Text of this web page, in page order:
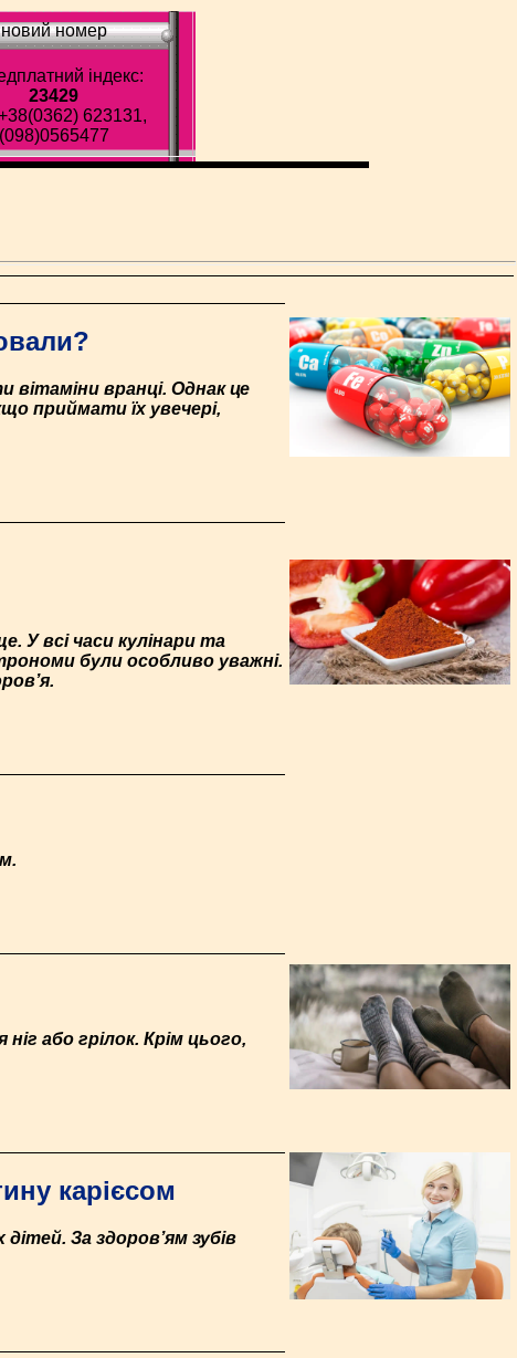
новий номер
індекс:
23429
623131,
(098)0565477
вітаміни вранці. Однак це
приймати їх увечері,
У всі часи кулінари та
були особливо уважні.
або грілок. Крім цього,
карієсом
За здоров’ям зубів